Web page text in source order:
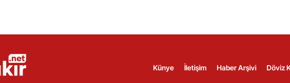
Künye İletişim Haber Arşivi Döviz